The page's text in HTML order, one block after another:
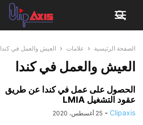
الصفحة الرئيسية علامات العيش والعمل في كندا
العيش والعمل في كندا
الحصول على عمل في كندا عن طريق
عقود التشغيل LMIA
Clipaxis
- 25 أغسطس، 2020